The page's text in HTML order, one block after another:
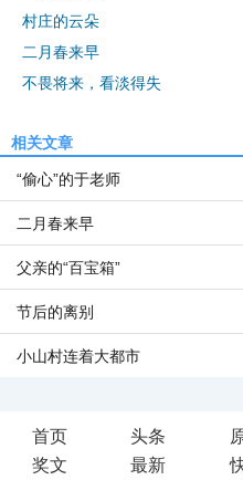
村庄的云朵
二月春来早
不畏将来，看淡得失
相关文章
“偷心”的于老师
二月春来早
父亲的“百宝箱”
节后的离别
小山村连着大都市
首页 头条
奖文
最新